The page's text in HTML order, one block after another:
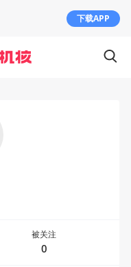
被关注
0
下载APP